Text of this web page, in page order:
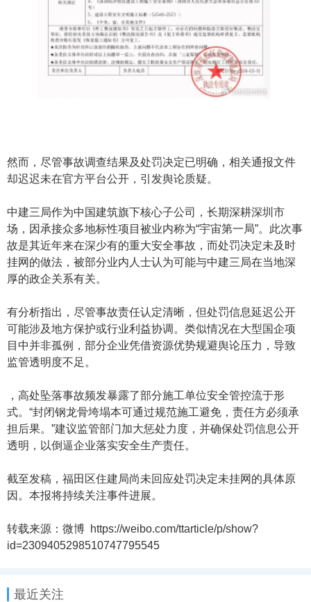
然而，尽管事故调查结果及处罚决定已明确，相关通报文件
却迟迟未在官方平台公开，引发舆论质疑。
中建三局作为中国建筑旗下核心子公司，长期深耕深圳市
场，因承接众多地标性项目被业内称为“宇宙第一局”。此次事
故是其近年来在深少有的重大安全事故，而处罚决定未及时
挂网的做法，被部分业内人士认为可能与中建三局在当地深
厚的政企关系有关。
有分析指出，尽管事故责任认定清晰，但处罚信息延迟公开
可能涉及地方保护或行业利益协调。类似情况在大型国企项
目中并非孤例，部分企业凭借资源优势规避舆论压力，导致
监管透明度不足。
，高处坠落事故频发暴露了部分施工单位安全管控流于形
式。“封闭钢龙骨垮塌本可通过规范施工避免，责任方必须承
担后果。”建议监管部门加大惩处力度，并确保处罚信息公开
透明，以倒逼企业落实安全生产责任。
截至发稿，福田区住建局尚未回应处罚决定未挂网的具体原
因。本报将持续关注事件进展。
转载来源：微博 https://weibo.com/ttarticle/p/show?
id=2309405298510747795545
最近关注